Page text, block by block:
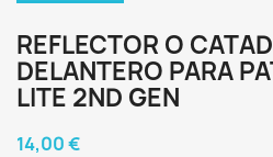
REFLECTOR O
DELANTERO PARA
LITE 2ND GEN
14,00 €